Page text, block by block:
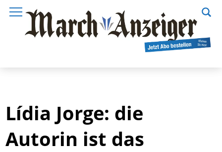
Lídia Jorge: die
Autorin ist das